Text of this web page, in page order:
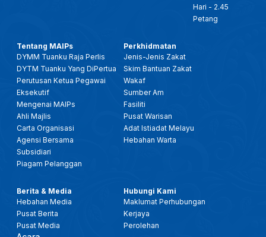
Hari - 2.45
Petang
Tentang MAIPs
DYMM Tuanku Raja Perlis
DYTM Tuanku Yang DiPertua
Perutusan Ketua Pegawai
Eksekutif
Mengenai MAIPs
Ahli Majlis
Carta Organisasi
Agensi Bersama
Subsidiari
Piagam Pelanggan
Perkhidmatan
Jenis-Jenis Zakat
Skim Bantuan Zakat
Wakaf
Sumber Am
Fasiliti
Pusat Warisan
Adat Istiadat Melayu
Hebahan Warta
Berita & Media
Hebahan Media
Pusat Berita
Pusat Media
Hubungi Kami
Maklumat Perhubungan
Kerjaya
Perolehan